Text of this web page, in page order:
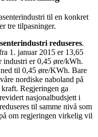
til en konkret
tre tilpasninger.
reduseres.
1. januar 2015 er 13,65
industri er 0,45 øre/kWh.
til 0,45 øre/KWh. Bare
nordiske naboland på
Regjeringen ga
nasjonalbudsjett i
til samme nivå som
om regjeringen virkelig vil